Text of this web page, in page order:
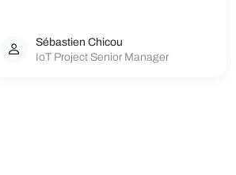
Sébastien Chicou
IoT Project Senior Manager